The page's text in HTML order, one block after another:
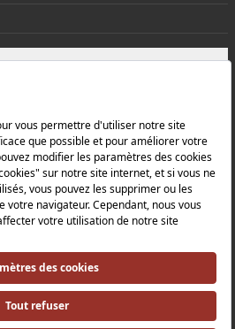
et politique de protection des
de qualité |
et de sécurité au travail |
Politique environnementale |
Relations avec les investisseurs |